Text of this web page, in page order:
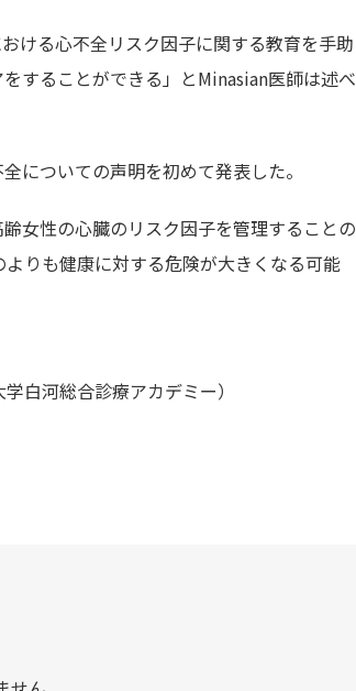
ける心不全リスク因子に関する教育を手助
することができる」とMinasian医師は述べ
についての声明を初めて発表した。
女性の心臓のリスク因子を管理することの
りも健康に対する危険が大きくなる可能
白河総合診療アカデミー）